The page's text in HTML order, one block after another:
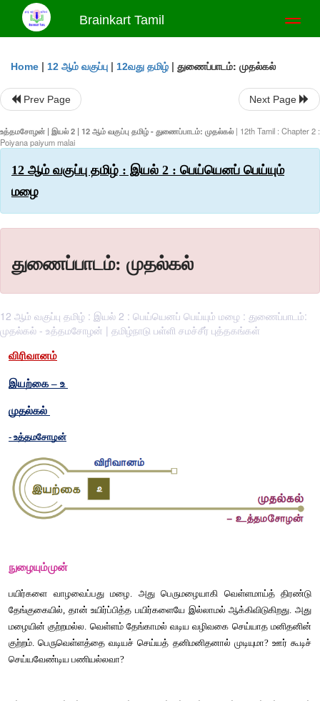
Brainkart Tamil
Home | 12 ஆம் வகுப்பு | 12வது தமிழ் | துணைப்பாடம்: முதல்கல்
Prev Page Next Page
உத்தமசோழன் | இயல் 2 | 12 ஆம் வகுப்பு தமிழ் - துணைப்பாடம்: முதல்கல் | 12th Tamil : Chapter 2 :
Poiyana paiyum malai
12 ஆம் வகுப்பு தமிழ் : இயல் 2 : பெய்யெனப் பெய்யும்
மழை
துணைப்பாடம்: முதல்கல்
12 ஆம் வகுப்பு தமிழ் : இயல் 2 : பெய்யெனப் பெய்யும் மழை : துணைப்பாடம்:
முதல்கல் - உத்தமசோழன் | தமிழ்நாடு பள்ளி சமச்சீர் புத்தகங்கள்
விரிவானம்
இயற்கை – உ
முதல்கல்